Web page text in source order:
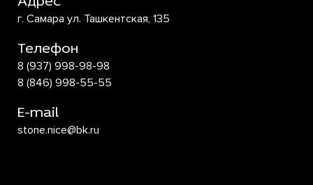
г. Самара ул. Ташкентская, 135
Телефон
8 (937) 998-98-98
8 (846) 998-55-55
E-mail
stone.nice@bk.ru